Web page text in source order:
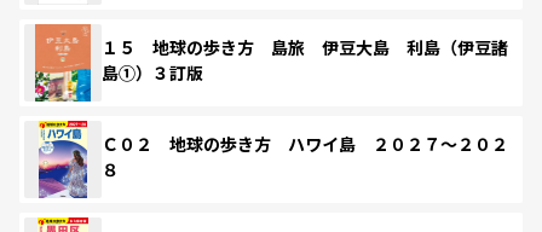
１５ 地球の歩き方 島旅 伊豆大島 利島（伊豆諸
島①）３訂版
Ｃ０２ 地球の歩き方 ハワイ島 ２０２７～２０２
８